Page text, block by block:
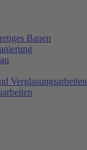
Bauen
Verglasungsarbeiten